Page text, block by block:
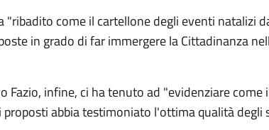
"ribadito come il cartellone degli eventi natalizi
in grado di far immergere la Cittadinanza
Fazio, infine, ci ha tenuto ad "evidenziare come
abbia testimoniato l'ottima qualità degli